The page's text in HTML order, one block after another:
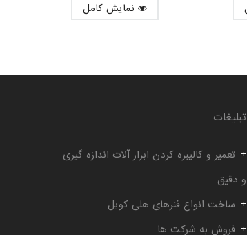
تبلیغات
تعمیر و کالیبره کردن ابزار آلات اندازه گیری
و دقیق
ساخت انواع فنرهای هلی کویل
فروش به شرکت ها